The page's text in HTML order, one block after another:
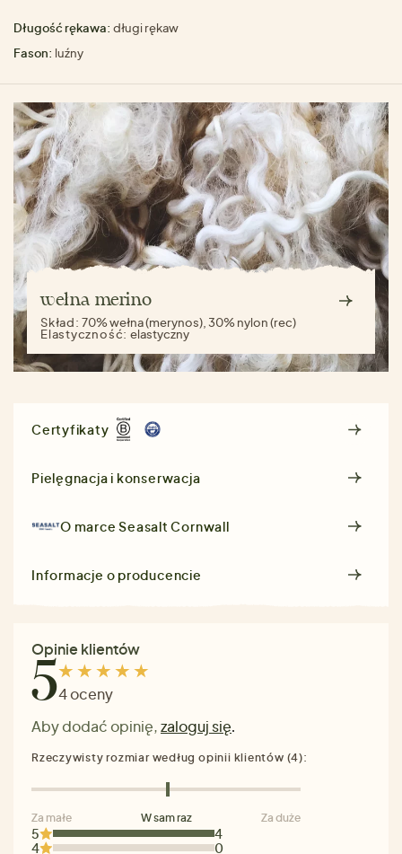
Długość rękawa: długi rękaw
Fason: luźny
wełna merino
Skład:70% wełna (merynos), 30% nylon (rec)
Elastyczność: elastyczny
Certyfikaty
Pielęgnacja i konserwacja
O marceSeasalt Cornwall
Informacje o producencie
Opinie klientów
54 oceny
Aby dodać opinię,zaloguj się.
5
4
4
0
Rzeczywisty rozmiar według opinii klientów (4):
Za małe W sam raz Za duże